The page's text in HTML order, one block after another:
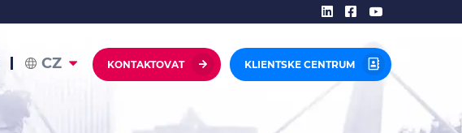
CZ KONTAKTOVAT KLIENTSKE CENTRUM